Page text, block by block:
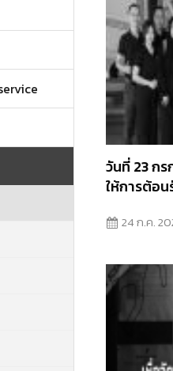
วันที่ 23 ก
ให้การต้อ
24 ก.ค.